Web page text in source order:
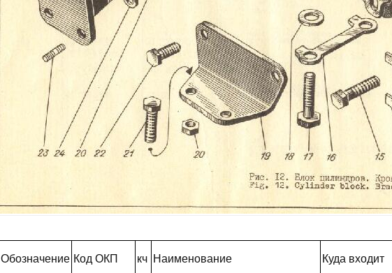
Обозначение Код ОКП кч Наименование Куда входит